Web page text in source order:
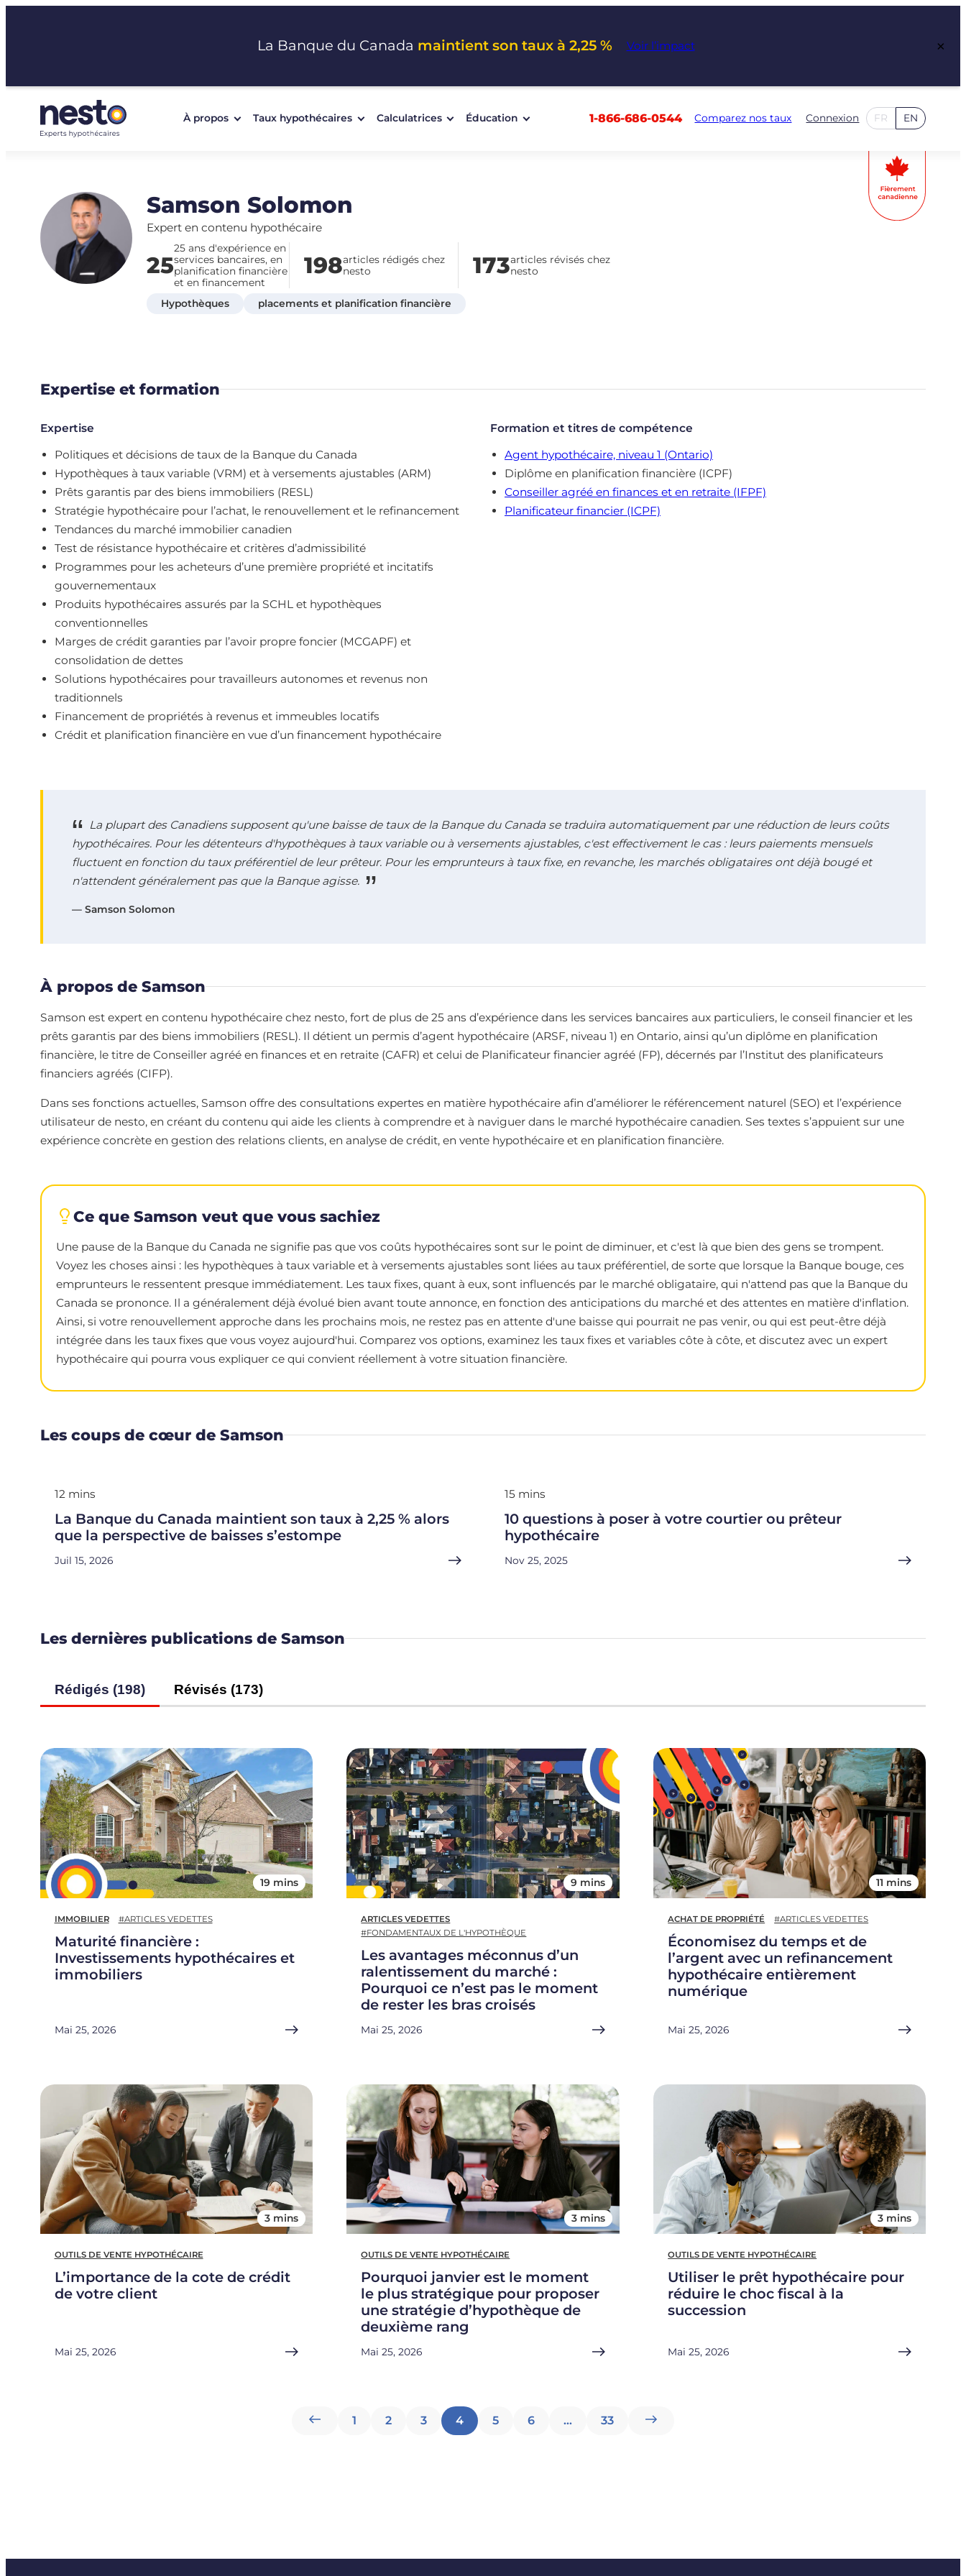
La Banque du Canada maintient son taux à 2,25 % Voir l’impact ×
À propos Taux hypothécaires Calculatrices Éducation 1-866-686-0544 Comparez nos taux Connexion FR EN
Samson Solomon
Expert en contenu hypothécaire
25
25 ans d'expérience en
services bancaires, en
planification financière
et en financement
198articles rédigés chez
nesto
173articles révisés chez
nesto
Hypothèques placements et planification financière
Expertise et formation
Expertise
Politiques et décisions de taux de la Banque du Canada
Hypothèques à taux variable (VRM) et à versements ajustables (ARM)
Prêts garantis par des biens immobiliers (RESL)
Stratégie hypothécaire pour l’achat, le renouvellement et le refinancement
Tendances du marché immobilier canadien
Test de résistance hypothécaire et critères d’admissibilité
Programmes pour les acheteurs d’une première propriété et incitatifs
gouvernementaux
Produits hypothécaires assurés par la SCHL et hypothèques
conventionnelles
Marges de crédit garanties par l’avoir propre foncier (MCGAPF) et
consolidation de dettes
Solutions hypothécaires pour travailleurs autonomes et revenus non
traditionnels
Financement de propriétés à revenus et immeubles locatifs
Crédit et planification financière en vue d’un financement hypothécaire
Formation et titres de compétence
Agent hypothécaire, niveau 1 (Ontario)
Diplôme en planification financière (ICPF)
Conseiller agréé en finances et en retraite (IFPF)
Planificateur financier (ICPF)
La plupart des Canadiens supposent qu'une baisse de taux de la Banque du Canada se traduira automatiquement par une réduction de leurs coûts
hypothécaires. Pour les détenteurs d'hypothèques à taux variable ou à versements ajustables, c'est effectivement le cas : leurs paiements mensuels
fluctuent en fonction du taux préférentiel de leur prêteur. Pour les emprunteurs à taux fixe, en revanche, les marchés obligataires ont déjà bougé et
n'attendent généralement pas que la Banque agisse.
— Samson Solomon
À propos de Samson
Samson est expert en contenu hypothécaire chez nesto, fort de plus de 25 ans d’expérience dans les services bancaires aux particuliers, le conseil financier et les
prêts garantis par des biens immobiliers (RESL). Il détient un permis d’agent hypothécaire (ARSF, niveau 1) en Ontario, ainsi qu’un diplôme en planification
financière, le titre de Conseiller agréé en finances et en retraite (CAFR) et celui de Planificateur financier agréé (FP), décernés par l’Institut des planificateurs
financiers agréés (CIFP).
Dans ses fonctions actuelles, Samson offre des consultations expertes en matière hypothécaire afin d’améliorer le référencement naturel (SEO) et l’expérience
utilisateur de nesto, en créant du contenu qui aide les clients à comprendre et à naviguer dans le marché hypothécaire canadien. Ses textes s’appuient sur une
expérience concrète en gestion des relations clients, en analyse de crédit, en vente hypothécaire et en planification financière.
Ce que Samson veut que vous sachiez
Une pause de la Banque du Canada ne signifie pas que vos coûts hypothécaires sont sur le point de diminuer, et c'est là que bien des gens se trompent.
Voyez les choses ainsi : les hypothèques à taux variable et à versements ajustables sont liées au taux préférentiel, de sorte que lorsque la Banque bouge, ces
emprunteurs le ressentent presque immédiatement. Les taux fixes, quant à eux, sont influencés par le marché obligataire, qui n'attend pas que la Banque du
Canada se prononce. Il a généralement déjà évolué bien avant toute annonce, en fonction des anticipations du marché et des attentes en matière d'inflation.
Ainsi, si votre renouvellement approche dans les prochains mois, ne restez pas en attente d'une baisse qui pourrait ne pas venir, ou qui est peut-être déjà
intégrée dans les taux fixes que vous voyez aujourd'hui. Comparez vos options, examinez les taux fixes et variables côte à côte, et discutez avec un expert
hypothécaire qui pourra vous expliquer ce qui convient réellement à votre situation financière.
Les coups de cœur de Samson
12 mins
La Banque du Canada maintient son taux à 2,25 % alors
que la perspective de baisses s’estompe
Juil 15, 2026
15 mins
10 questions à poser à votre courtier ou prêteur
hypothécaire
Nov 25, 2025
Les dernières publications de Samson
Rédigés (198) Révisés (173)
19 mins
IMMOBILIER #ARTICLES VEDETTES
Maturité financière :
Investissements hypothécaires et
immobiliers
Mai 25, 2026
9 mins
ARTICLES VEDETTES
#FONDAMENTAUX DE L'HYPOTHÈQUE
Les avantages méconnus d’un
ralentissement du marché :
Pourquoi ce n’est pas le moment
de rester les bras croisés
Mai 25, 2026
11 mins
ACHAT DE PROPRIÉTÉ #ARTICLES VEDETTES
Économisez du temps et de
l’argent avec un refinancement
hypothécaire entièrement
numérique
Mai 25, 2026
3 mins
OUTILS DE VENTE HYPOTHÉCAIRE
L’importance de la cote de crédit
de votre client
Mai 25, 2026
3 mins
OUTILS DE VENTE HYPOTHÉCAIRE
Pourquoi janvier est le moment
le plus stratégique pour proposer
une stratégie d’hypothèque de
deuxième rang
Mai 25, 2026
3 mins
OUTILS DE VENTE HYPOTHÉCAIRE
Utiliser le prêt hypothécaire pour
réduire le choc fiscal à la
succession
Mai 25, 2026
Pagination
1 2 3 4 5 6 … 33